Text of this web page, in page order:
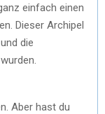
einfach einen
Dieser Archipel
die
Aber hast du